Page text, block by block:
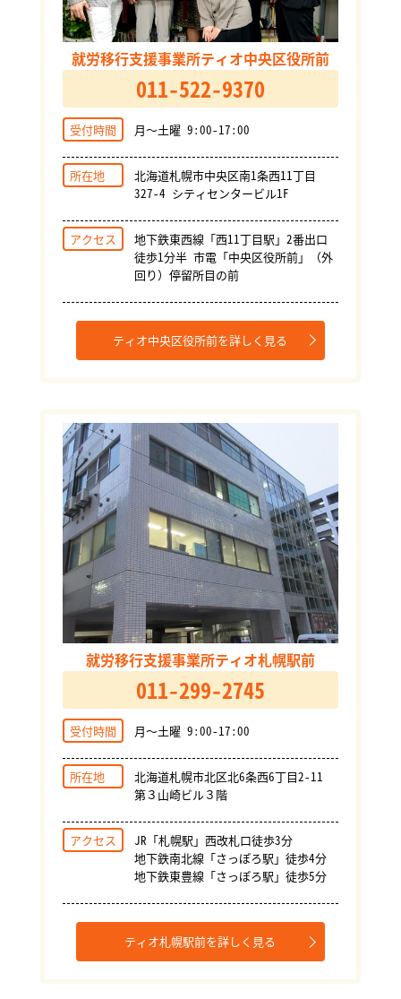
就労移行支援事業所ティオ中央区役所前
011-522-9370
受付時間 月～土曜 9:00-17:00
所在地
北海道札幌市中央区南1条西11丁目
327-4 シティセンタービル1F
アクセス
地下鉄東西線「西11丁目駅」2番出口
徒歩1分半 市電「中央区役所前」（外
回り）停留所目の前
ティオ中央区役所前を詳しく見る
就労移行支援事業所ティオ札幌駅前
011-299-2745
受付時間 月～土曜 9:00-17:00
所在地
北海道札幌市北区北6条西6丁目2-11
第３山崎ビル３階
アクセス
JR「札幌駅」西改札口徒歩3分
地下鉄南北線「さっぽろ駅」徒歩4分
地下鉄東豊線「さっぽろ駅」徒歩5分
ティオ札幌駅前を詳しく見る